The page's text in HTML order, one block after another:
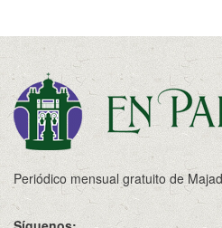
Periódico mensual gratuito de